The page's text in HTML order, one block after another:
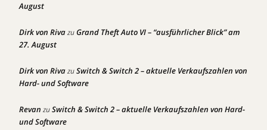
August
Dirk von RivazuGrand Theft Auto VI – “ausführlicher Blick” am
27. August
Dirk von RivazuSwitch & Switch 2 – aktuelle Verkaufszahlen von
Hard- und Software
Revan zuSwitch & Switch 2 – aktuelle Verkaufszahlen von Hard-
und Software